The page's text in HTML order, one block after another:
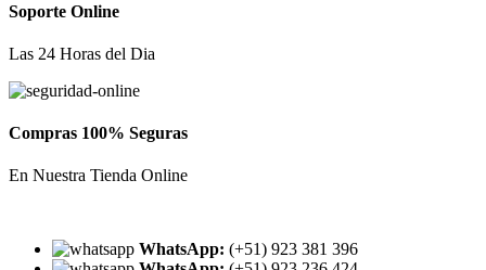
Soporte Online
Las 24 Horas del Dia
Compras 100% Seguras
En Nuestra Tienda Online
WhatsApp: (+51) 923 381 396